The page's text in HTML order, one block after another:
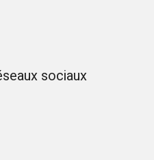
sociaux